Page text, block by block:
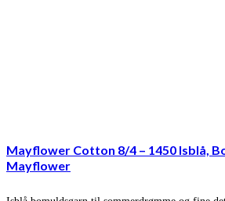
Mayflower Cotton 8/4 – 1450 Isblå,
Mayflower